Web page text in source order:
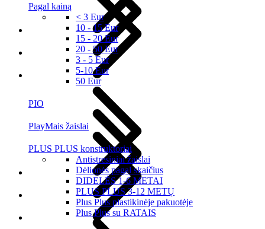
Pagal kainą
< 3 Eur
10 - 15 Eur
15 - 20 Eur
20 - 50 Eur
3 - 5 Eur
5-10 Eur
50 Eur
PIO
PlayMais žaislai
PLUS PLUS konstruktoriai
Antistresiniai žaislai
Dėlionės pagal skaičius
DIDELĖS 1-6 METAI
PLUS PLUS 3-12 METŲ
Plus Plus plastikinėje pakuotėje
Plus Plus su RATAIS